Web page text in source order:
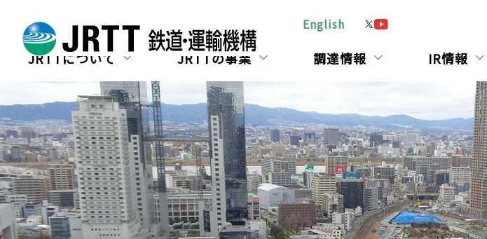
所在地・お問合せ English
JRTTについて JRTTの事業 調達情報 IR情報